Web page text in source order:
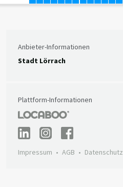
Anbieter-Informationen
Stadt Lörrach
Plattform-Informationen
Impressum AGB Datenschutz